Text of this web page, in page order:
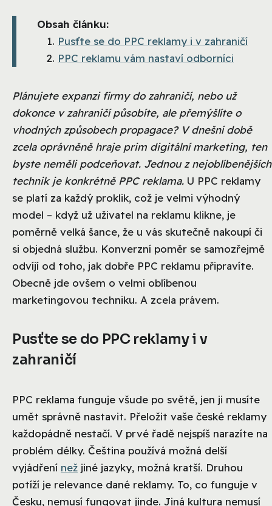
Obsah článku:
Pusťte se do PPC reklamy i v zahraničí
PPC reklamu vám nastaví odborníci
Plánujete expanzi firmy do zahraničí, nebo už
dokonce v zahraničí působíte, ale přemýšlíte o
vhodných způsobech propagace? V dnešní době
zcela oprávněně hraje prim digitální marketing, ten
byste neměli podceňovat. Jednou z nejoblíbenějších
technik je konkrétně PPC reklama. U PPC reklamy
se platí za každý proklik, což je velmi výhodný
model – když už uživatel na reklamu klikne, je
poměrně velká šance, že u vás skutečně nakoupí či
si objedná službu. Konverzní poměr se samozřejmě
odvíjí od toho, jak dobře PPC reklamu připravíte.
Obecně jde ovšem o velmi oblíbenou
marketingovou techniku. A zcela právem.
Pusťte se do PPC reklamy i v
zahraničí
PPC reklama funguje všude po světě, jen ji musíte
umět správně nastavit. Přeložit vaše české reklamy
každopádně nestačí. V prvé řadě nejspíš narazíte na
problém délky. Čeština používá možná delší
vyjádření než jiné jazyky, možná kratší. Druhou
potíží je relevance dané reklamy. To, co funguje v
Česku, nemusí fungovat jinde. Jiná kultura nemusí